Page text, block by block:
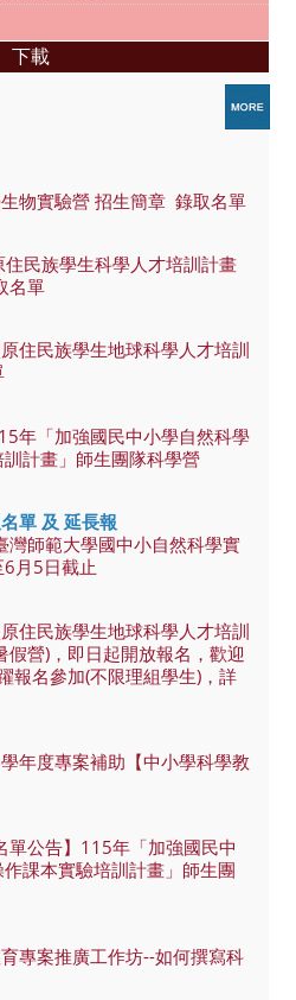
下載
物實驗營 招生簡章  錄取名單
民族學生科學人才培訓計畫
名單
住民族學生地球科學人才培訓
年「加強國民中小學自然科學
計畫」師生團隊科學營
單 及 延長報
師範大學國中小自然科學實
月5日截止
住民族學生地球科學人才培訓
營)，即日起開放報名，歡迎
報名參加(不限理組學生)，詳
年度專案補助【中小學科學教
單公告】115年「加強國民中
課本實驗培訓計畫」師生團
專案推廣工作坊--如何撰寫科
更多公告